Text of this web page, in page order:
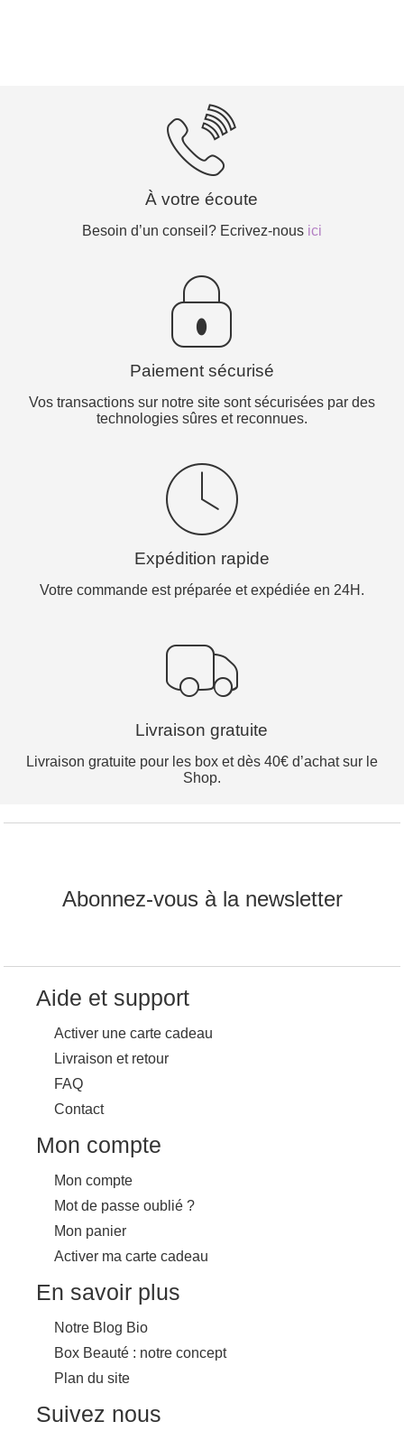
À votre écoute
Besoin d’un conseil? Ecrivez-nous ici
Paiement sécurisé
Vos transactions sur notre site sont sécurisées par des
technologies sûres et reconnues.
Expédition rapide
Votre commande est préparée et expédiée en 24H.
Livraison gratuite
Livraison gratuite pour les box et dès 40€ d’achat sur le
Shop.
Abonnez-vous à la newsletter
Aide et support
Activer une carte cadeau
Livraison et retour
FAQ
Contact
Mon compte
Mon compte
Mot de passe oublié ?
Mon panier
Activer ma carte cadeau
En savoir plus
Notre Blog Bio
Box Beauté : notre concept
Plan du site
Suivez nous